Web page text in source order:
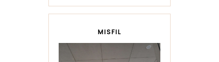
MISFIL